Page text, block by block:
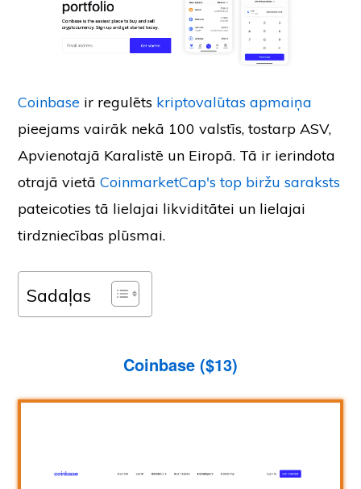
Coinbase ir regulēts kriptovalūtas apmaiņa
pieejams vairāk nekā 100 valstīs, tostarp ASV,
Apvienotajā Karalistē un Eiropā. Tā ir ierindota
otrajā vietāCoinmarketCap's top biržu saraksts
pateicoties tā lielajai likviditātei un lielajai
tirdzniecības plūsmai.
Sadaļas
Coinbase ($13)